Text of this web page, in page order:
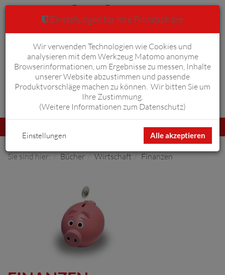
Anmelden Warenkorb 0
umschalten
Sie sind hier: Bücher Wirtschaft Finanzen
Einstellungen für Ihre Privatsphäre
Wir verwenden Technologien wie Cookies und
analysieren mit dem Werkzeug Matomo anonyme
Browserinformationen, um Ergebnisse zu messen, Inhalte
unserer Website abzustimmen und passende
Produktvorschläge machen zu können. Wir bitten Sie um
Ihre Zustimmung.
(Weitere Informationen zum Datenschutz)
Alle akzeptieren
Einstellungen